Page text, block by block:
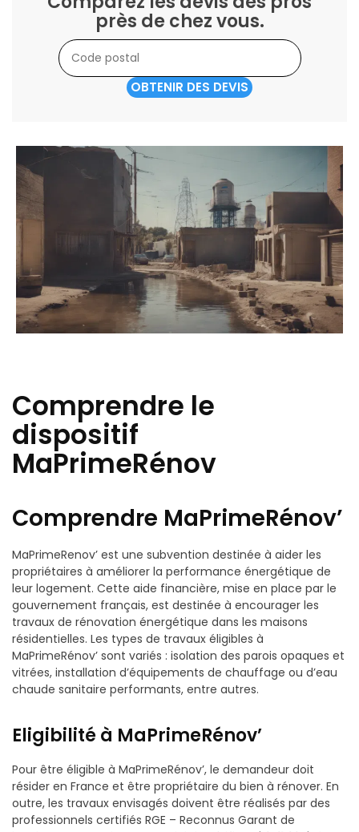
près de chez vous.
OBTENIR DES DEVIS
Comprendre le
dispositif
MaPrimeRénov
Comprendre MaPrimeRénov’
MaPrimeRenov’ est une subvention destinée à aider les
propriétaires à améliorer la performance énergétique de
leur logement. Cette aide financière, mise en place par le
gouvernement français, est destinée à encourager les
travaux de rénovation énergétique dans les maisons
résidentielles. Les types de travaux éligibles à
MaPrimeRénov’ sont variés : isolation des parois opaques et
vitrées, installation d’équipements de chauffage ou d’eau
chaude sanitaire performants, entre autres.
Eligibilité à MaPrimeRénov’
Pour être éligible à MaPrimeRénov’, le demandeur doit
résider en France et être propriétaire du bien à rénover. En
outre, les travaux envisagés doivent être réalisés par des
professionnels certifiés RGE – Reconnus Garant de